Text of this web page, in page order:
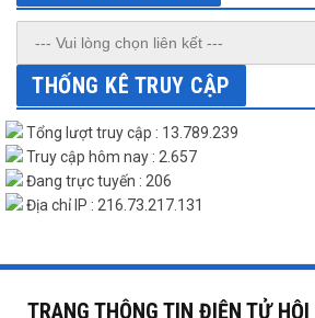
THỐNG KÊ TRUY CẬP
Tổng lượt truy cập : 13.789.239
Truy cập hôm nay : 2.657
Đang trực tuyến : 206
Địa chỉ IP : 216.73.217.131
TRANG THÔNG TIN ĐIỆN TỬ